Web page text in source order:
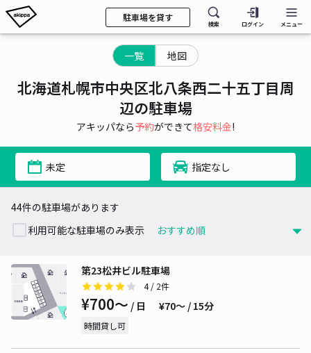
駐車場を貸す
検索 ログイン メニュー
一覧 地図
北海道札幌市中央区北八条西二十五丁目周
辺の駐車場
アキッパなら予約ができて格安料金!
未定 指定なし
44件の駐車場があります
利用可能な駐車場のみ表示
第23松井ビル駐車場
4/ 2件
¥700〜 / 日 ¥70〜 / 15分
時間貸し可